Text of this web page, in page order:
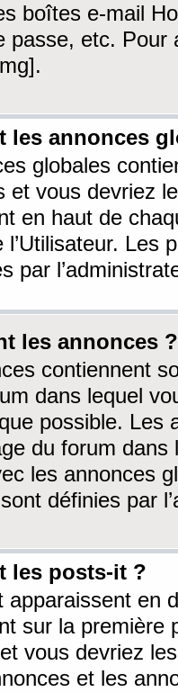
boîtes e-mail
passe, etc. Pour
les annonces
globales
et vous devriez
en haut de
l’Utilisateur. Les
par
les annonces ?
contiennent
dans lequel
possible. Les
du forum dans
les annonces
définies par
les posts-it ?
apparaissent en
sur la première
vous devriez
et les